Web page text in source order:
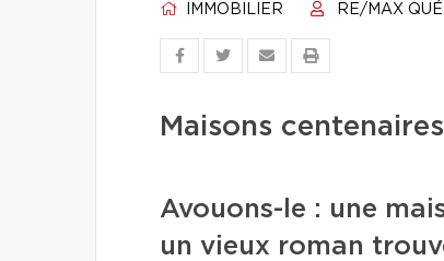
IMMOBILIER RE/MAX
Maisons
Avouons-le : une
un vieux roman